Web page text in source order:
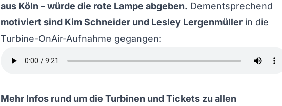
aus Köln – würde die rote Lampe abgeben. Dementsprechend
motiviert sind Kim Schneider und Lesley Lergenmüller in die
Turbine-OnAir-Aufnahme gegangen:
Mehr Infos rund um die Turbinen und Tickets zu allen